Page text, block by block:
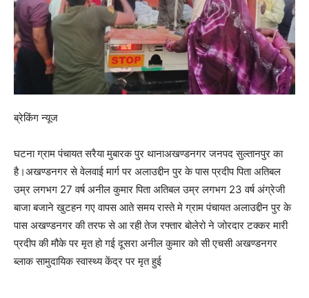
ब्रेकिंग न्यूज
घटना ग्राम पंचायत सरैया मुबारक पुर थानाअखण्डनगर जनपद सुल्तानपुर का
है।अखण्डनगर से वेलवाई मार्ग पर अलाउद्दीन पुर के पास प्रदीप पिता अतिबल
उम्र लगभग 27 वर्ष अनील कुमार पिता अतिबल उम्र लगभग 23 वर्ष अंग्रेजी
बाजा बजाने खुटहन गए वापस आते समय रास्ते मे ग्राम पंचायत अलाउद्दीन पुर के
पास अखण्डनगर की तरफ से आ रही तेज रफ्तार बोलेरो ने जोरदार टक्कर मारी
प्रदीप की मौके पर मृत हो गई दूसरा अनील कुमार को सी एचसी अखण्डनगर
ब्लाक सामुदायिक स्वास्थ्य केंद्र पर मृत हुई